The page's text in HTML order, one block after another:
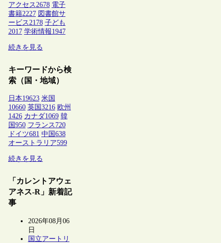
アクセス 2678 電子
書籍2227 図書館サ
ービス 2178 子ども
2017 学術情報1947
続きを見る
キーワードから検
索（国・地域）
日本19623 米国
10660 英国 3216 欧州
1426 カナダ1069 韓
国 950 フランス 720
ドイツ681 中国 638
オーストラリア599
続きを見る
「カレントアウェ
アネス-R」新着記
事
2026年08月06
日
国立アートリ